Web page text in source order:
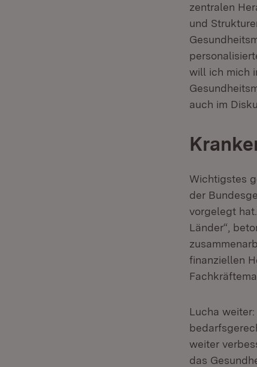
zentralen
und
will ich mich
auch im
Wichtigstes
der
vorgelegt
Länder“,
finanziellen
Lucha
weiter
das